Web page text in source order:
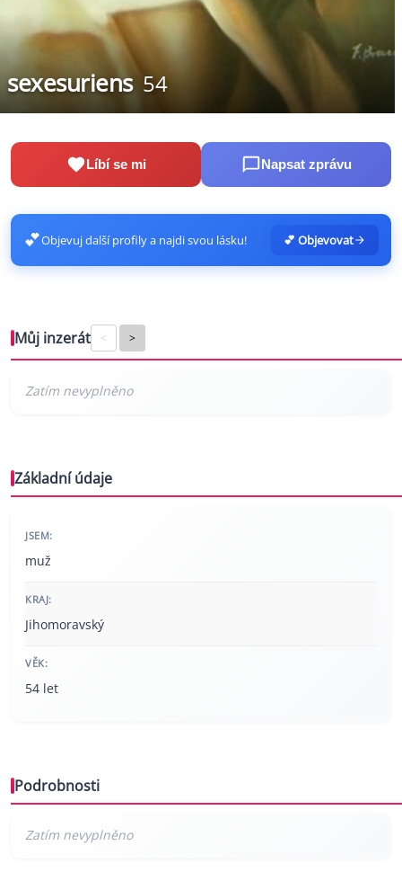
sexesuriens 54
Líbí se mi Napsat zprávu
💕Objevuj další profily a najdi svou lásku! 💕 Objevovat
Můj inzerát < >
Základní údaje
JSEM:
muž
KRAJ:
Jihomoravský
VĚK:
54 let
Podrobnosti